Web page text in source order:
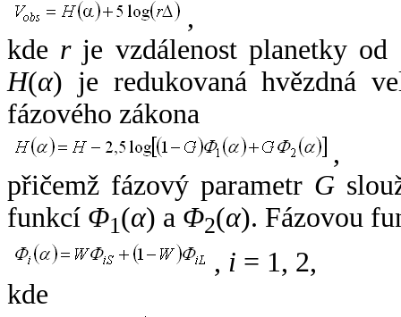
,
kde rje vzdálenost planetky od
H(α) je redukovaná hvězdná
fázového zákona
,
přičemž fázový parametr G
funkcí Φ1(α) a Φ2(α). Fázovou
, i = 1, 2,
kde